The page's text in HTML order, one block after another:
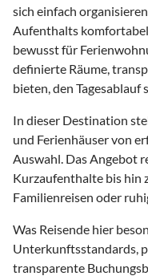
sich einfach
Aufenthalts
bewusst für
definierte Räume,
bieten, den Tagesablauf
In dieser Destination
und Ferienhäuser von
Auswahl. Das Angebot
Kurzaufenthalte bis hin
Familienreisen oder
Was Reisende hier
Unterkunftsstandards,
transparente